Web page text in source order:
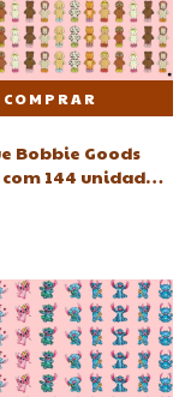
Bobbie Goods
144 unidades-